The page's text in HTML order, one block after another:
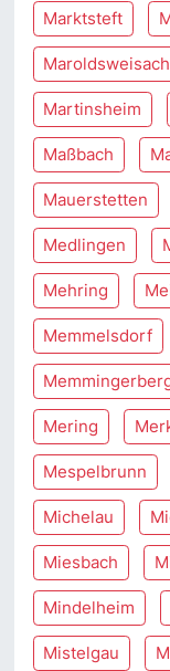
Marktsteft
Maroldsweisach
Martinsheim
Maßbach
Mauerstetten
Medlingen
Mehring
Memmelsdorf
Mering
Mespelbrunn
Michelau
Miesbach
Mindelheim
Mistelgau